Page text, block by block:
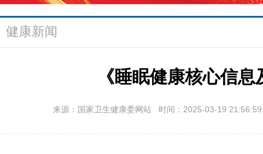
健康新闻
《睡眠健康核心信
来源：国家卫生健康委网站 时间：2025-03-19